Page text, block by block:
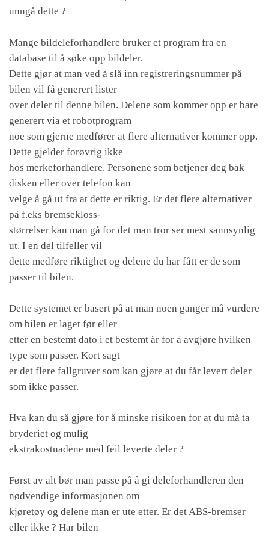
unngå dette ?
Mange bildeleforhandlere bruker et program fra en
database til å søke opp bildeler.
Dette gjør at man ved å slå inn registreringsnummer på
bilen vil få generert lister
over deler til denne bilen. Delene som kommer opp er bare
generert via et robotprogram
noe som gjerne medfører at flere alternativer kommer opp.
Dette gjelder forøvrig ikke
hos merkeforhandlere. Personene som betjener deg bak
disken eller over telefon kan
velge å gå ut fra at dette er riktig. Er det flere alternativer
på f.eks bremsekloss-
størrelser kan man gå for det man tror ser mest sannsynlig
ut. I en del tilfeller vil
dette medføre riktighet og delene du har fått er de som
passer til bilen.
Dette systemet er basert på at man noen ganger må vurdere
om bilen er laget før eller
etter en bestemt dato i et bestemt år for å avgjøre hvilken
type som passer. Kort sagt
er det flere fallgruver som kan gjøre at du får levert deler
som ikke passer.
Hva kan du så gjøre for å minske risikoen for at du må ta
bryderiet og mulig
ekstrakostnadene med feil leverte deler ?
Først av alt bør man passe på å gi deleforhandleren den
nødvendige informasjonen om
kjøretøy og delene man er ute etter. Er det ABS-bremser
eller ikke ? Har bilen